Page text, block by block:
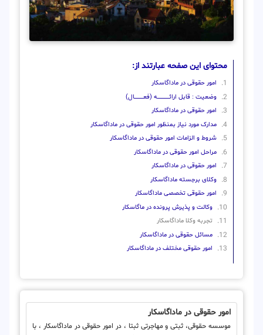
محتوای این صفحه عبارتند از:
امور حقوقی در ماداگاسکار
وضعیت : قابل ارائــــــــــــــــــــه (فعـــــــــــــــال)
امور حقوقی در ماداگاسکار
مدارک مورد نیاز بمنظور امور حقوقی در ماداگاسکار
شروط و الزامات امور حقوقی در ماداگاسکار
مراحل امور حقوقی در ماداگاسکار
امور حقوقی در ماداگاسکار
وکلای برجسته ماداگاسکار
امور حقوقی تخصصی ماداگاسکار
وکالت و پذیرش پرونده در ماگاسکار
تجربه وکلا ماداگاسکار
مسائل حقوقی در ماداگاسکار
امور حقوقی مختلف در ماداگاسکار
امور حقوقی در ماداگاسکار
موسسه حقوقی، ثبتی و مهاجرتی ثبتا ، در امور حقوقی در ماداگاسکار ، با